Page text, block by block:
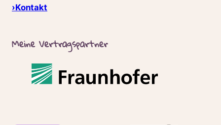
›Kontakt
Meine Vertragspartner